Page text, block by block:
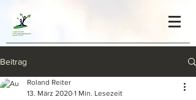
Beitrag
Roland Reiter
13. März 2020 1 Min. Lesezeit